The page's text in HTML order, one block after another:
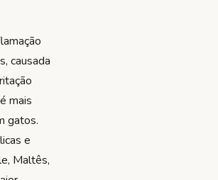
causada
mais
gatos.
e
Maltês,